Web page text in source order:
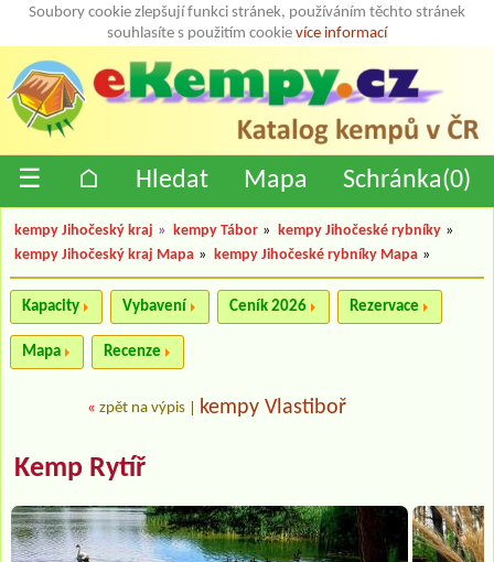
Soubory cookie zlepšují funkci stránek, používáním těchto stránek
souhlasíte s použitím cookie více informací
☰ ⌂ Hledat Mapa Schránka(0)
kempy Jihočeský kraj » kempy Tábor » kempy Jihočeské rybníky »
kempy Jihočeský kraj Mapa » kempy Jihočeské rybníky Mapa »
Kapacity Vybavení Ceník 2026 Rezervace
Mapa Recenze
« zpět na výpis kempy Vlastiboř
Kemp Rytíř